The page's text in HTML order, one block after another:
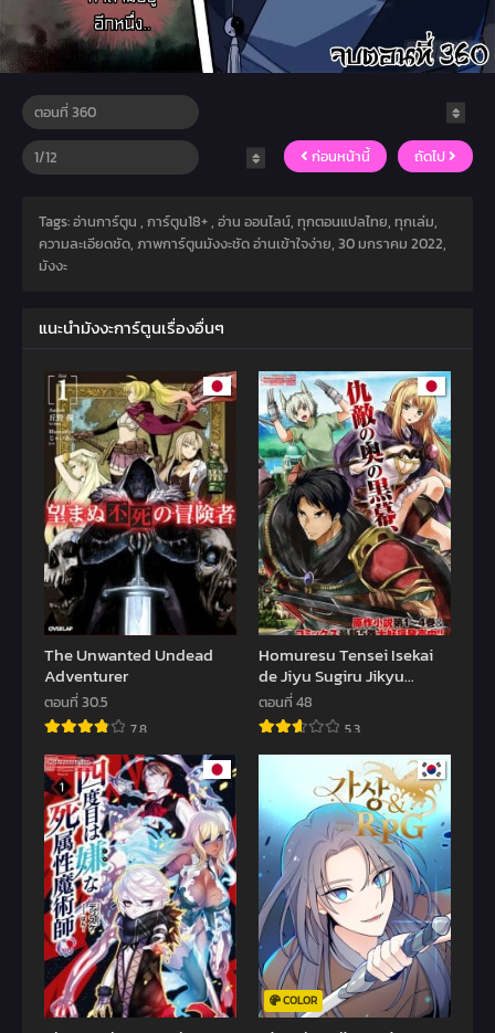
ก่อนหน้านี้ ถัดไป
Tags: อ่านการ์ตูน , การ์ตูน18+ , อ่าน ออนไลน์, ทุกตอนแปลไทย, ทุกเล่ม,
ความละเอียดชัด, ภาพการ์ตูนมังงะชัด อ่านเข้าใจง่าย, 30 มกราคม 2022,
มังงะ
แนะนำมังงะการ์ตูนเรื่องอื่นๆ
The Unwanted Undead
Adventurer
ตอนที่ 30.5
7.8
Homuresu Tensei Isekai
de Jiyu Sugiru Jikyu
Jisoku Seikatsu
ตอนที่ 48
5.3
COLOR